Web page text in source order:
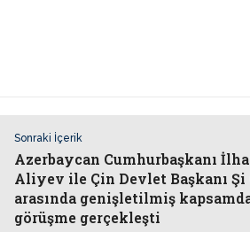
Sonraki İçerik
Azerbaycan Cumhurbaşkanı
Aliyev ile Çin Devlet Başkanı
arasında genişletilmiş
görüşme gerçekleşti